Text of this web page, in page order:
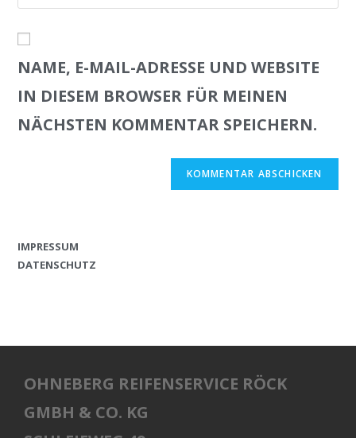
NAME, E-MAIL-ADRESSE UND WEBSITE
IN DIESEM BROWSER FÜR MEINEN
NÄCHSTEN KOMMENTAR SPEICHERN.
IMPRESSUM
DATENSCHUTZ
OHNEBERG REIFENSERVICE RÖCK
GMBH & CO. KG